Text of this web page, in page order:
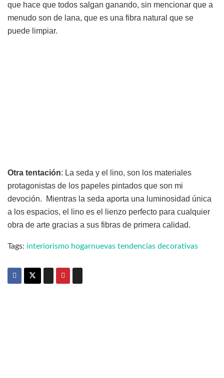
que hace que todos salgan ganando, sin mencionar que a
menudo son de lana, que es una fibra natural que se
puede limpiar.
Otra tentación: La seda y el lino, son los materiales
protagonistas de los papeles pintados que son mi
devoción. Mientras la seda aporta una luminosidad única
a los espacios, el lino es el lienzo perfecto para cualquier
obra de arte gracias a sus fibras de primera calidad.
Tags: interiorismo hogarnuevas tendencias decorativas